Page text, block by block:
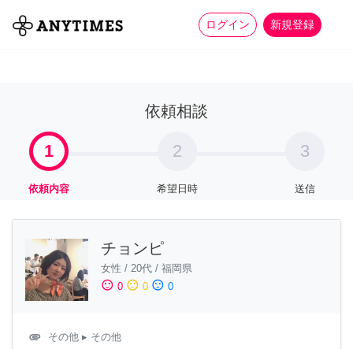
ログイン 新規登録
全て 家事 more_horiz
依頼相談
1
依頼内容
2
希望日時
3
送信
チョンピ
女性 / 20代 / 福岡県
sentiment_satisfied 0 sentiment_neutral 0 sentiment_dissatisfied 0
attachment その他 ▸ その他